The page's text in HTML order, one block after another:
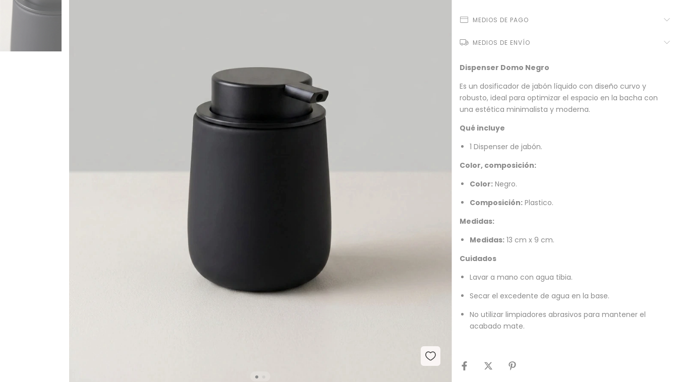
MEDIOS DE PAGO
MEDIOS DE ENVÍO
Dispenser Domo Negro
Es un dosificador de jabón líquido con diseño curvo y
robusto, ideal para optimizar el espacio en la bacha con
una estética minimalista y moderna.
Qué incluye
1 Dispenser de jabón.
Color, composición:
Color: Negro.
Composición: Plastico.
Medidas:
Medidas: 13 cm x 9 cm.
Cuidados
Lavar a mano con agua tibia.
Secar el excedente de agua en la base.
No utilizar limpiadores abrasivos para mantener el
acabado mate.